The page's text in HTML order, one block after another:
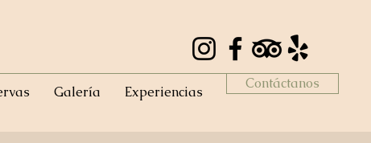
Galería Experiencias
Contáctanos